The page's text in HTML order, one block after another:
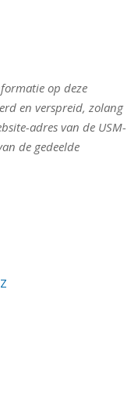
op deze
en verspreid, zolang
adres van de USM-
de gedeelde